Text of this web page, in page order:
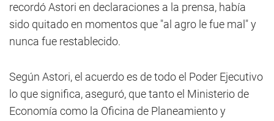
recordó Astori en declaraciones a la prensa, había
sido quitado en momentos que "al agro le fue mal" y
nunca fue restablecido.
Según Astori, el acuerdo es de todo el Poder Ejecutivo
lo que significa, aseguró, que tanto el Ministerio de
Economía como la Oficina de Planeamiento y